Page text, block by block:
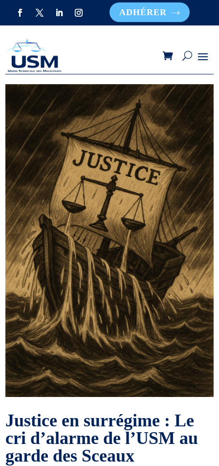
ADHÉRER
Justice en surrégime : Le
cri d’alarme de l’USM au
garde des Sceaux